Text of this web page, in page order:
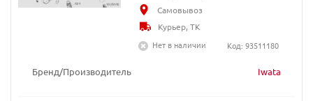
Бренд/Производитель Iwata
Самовывоз
Курьер, ТК
Нет в наличии
Код: 93511180